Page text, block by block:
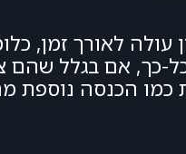
כך, אם בגלל
כמו הכנסה נוספת